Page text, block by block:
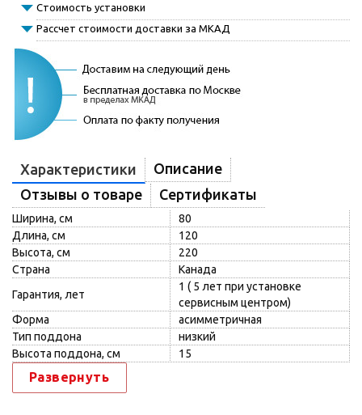
Стоимость установки
Рассчет стоимости доставки за МКАД
Характеристики
Описание
Отзывы о товаре
Сертификаты
Ширина, см
80
Длина, см
120
Высота, см
220
Страна
Канада
Гарантия, лет
1 ( 5 лет при установке
сервисным центром)
Форма
асимметричная
Тип поддона
низкий
Высота поддона, см
15
Развернуть